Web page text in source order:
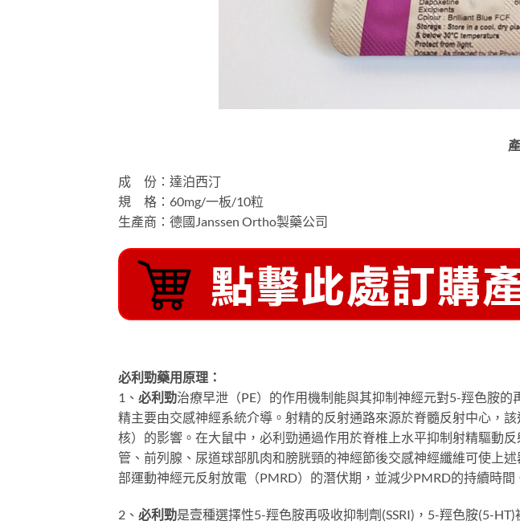
成 份：達泊西汀
規 格：60mg/一板/10粒
生產商：德國Janssen Ortho製藥公司
必利勁藥用原理：
1、 必利勁治療早泄（PE）的作用機制能與其抑制神經元對5-羥色胺
精主要由交感神經系統介導。射精的反射通路來源於脊髓反射中心，
核）的影響。在大鼠中，必利勁通過作用於脊椎上水平抑制射精驅動
管、前列腺、尿道球部肌肉和膀胱頸的神經節後交感神經纖維可使上
部運動神經元反射放電（PMRD）的潛伏期，並減少PMRD的持續時間
2、 必利勁是壹種選擇性5-羥色胺再吸收抑制劑(SSRI)，5-羥色胺(5-